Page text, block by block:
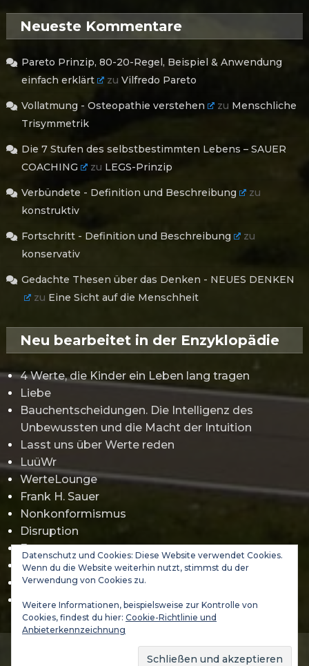
Neueste Kommentare
Pareto Prinzip, 80-20-Regel, Beispiel & Anwendung
einfach erklärt
zuVilfredo Pareto
Vollatmung - Osteopathie verstehen zu Menschliche
Trisymmetrik
Die 7 Stufen des selbstbestimmten Lebens – SAUER
COACHING
zu LEGS-Prinzip
Verbündete - Definition und Beschreibung
zu
konstruktiv
Fortschritt - Definition und Beschreibung
zu
konservativ
Gedachte Thesen über das Denken - NEUES DENKEN
zu Eine Sicht auf die Menschheit
Neu bearbeitet in der Enzyklopädie
4 Werte, die Kinder ein Leben lang tragen
Liebe
Bauchentscheidungen. Die Intelligenz des
Unbewussten und die Macht der Intuition
Lasst uns über Werte reden
LuüWr
WerteLounge
Frank H. Sauer
Nonkonformismus
Disruption
Erwartungsmanagement
Gamification
Jürgen Klopp
Abraham Maslow
(C) 2021-2026 DA VINCI 3000 GmbH - WERTELAND & VALUES
ACADEMY
Datenschutz und Cookies: Diese Website verwendet Cookies.
Wenn du die Website weiterhin nutzt, stimmst du der
Verwendung von Cookies zu.
Weitere Informationen, beispielsweise zur Kontrolle von
Cookies, findest du hier: Cookie-Richtlinie und
Anbieterkennzeichnung